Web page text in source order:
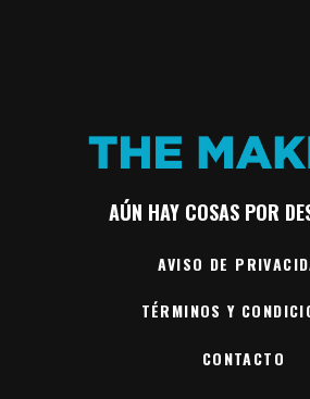
AÚN HAY COSAS POR
AVISO DE
TÉRMINOS Y
CONTACTO